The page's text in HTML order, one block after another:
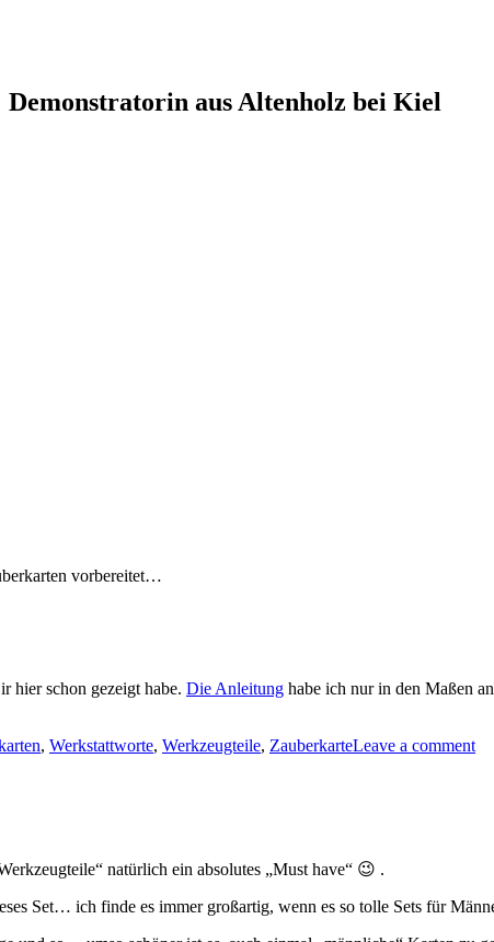
aus Altenholz bei Kiel
vorbereitet…
hier schon gezeigt habe. Die Anleitung habe ich nur in den Maßen
, Werkstattworte, Werkzeugteile, ZauberkarteLeave a comment
natürlich ein absolutes „Must have“ 😉 .
Set… ich finde es immer großartig, wenn es so tolle Sets für